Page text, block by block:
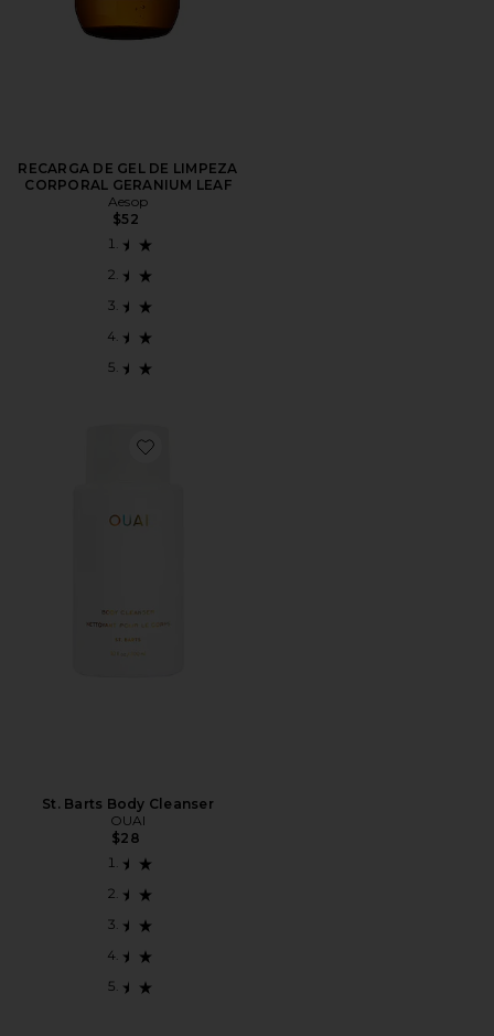
RECARGA DE GEL DE LIMPEZA
CORPORAL GERANIUM LEAF
Aesop
$52
Favorite St. Barts Body Cleanser
St. Barts Body Cleanser
OUAI
$28